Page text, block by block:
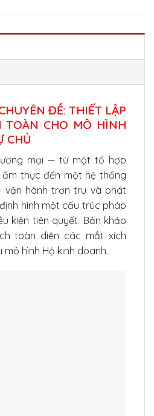
ĐỀ: THIẾT LẬP
TOÀN CHO MÔ HÌNH
CHỦ
mại — từ một tổ hợp
ẩm thực đến một hệ thống
vận hành trơn tru và phát
hình một cấu trúc pháp
kiện tiên quyết. Bản khảo
toàn diện các mắt xích
hình Hộ kinh doanh.